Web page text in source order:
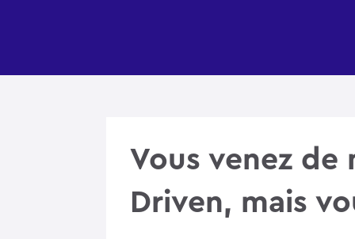
Vous venez
Driven, mais